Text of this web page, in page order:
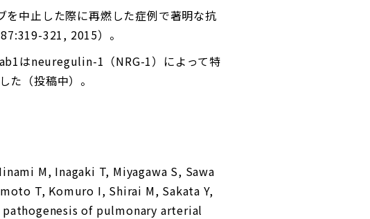
中止した際に再燃した症例で著明な抗
321, 2015）。
はneuregulin-1（NRG-1）によって特
（投稿中）。
M, Inagaki T, Miyagawa S, Sawa
T, Komuro I, Shirai M, Sakata Y,
of pulmonary arterial